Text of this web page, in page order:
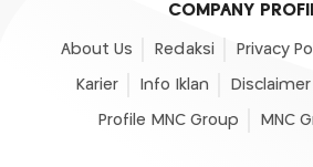
COMPANY
About Us Redaksi Privacy
Karier Info Iklan Disclaimer
Profile MNC Group MNC